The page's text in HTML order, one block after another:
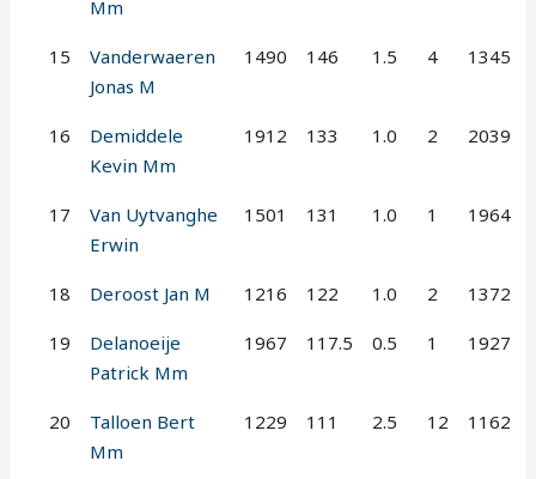
Mm
15
Vanderwaeren
Jonas M
1490 146 1.5 4 1345
16
Demiddele
Kevin Mm
1912 133 1.0 2 2039
17
Van Uytvanghe
Erwin
1501 131 1.0 1 1964
18 Deroost Jan M 1216 122 1.0 2 1372
19
Delanoeije
Patrick Mm
1967 117.5 0.5 1 1927
20
Talloen Bert
Mm
1229 111 2.5 12 1162